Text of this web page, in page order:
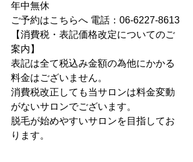
年中無休
ご予約はこちらへ 電話：06-6227-8613
【消費税・表記価格改定についてのご
案内】
表記は全て税込み金額の為他にかかる
料金はございません。
消費税改正しても当サロンは料金変動
がないサロンでございます。
脱毛が始めやすいサロンを目指してお
ります。